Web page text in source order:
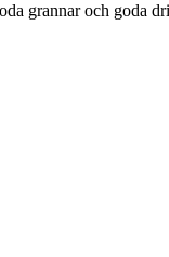
och goda